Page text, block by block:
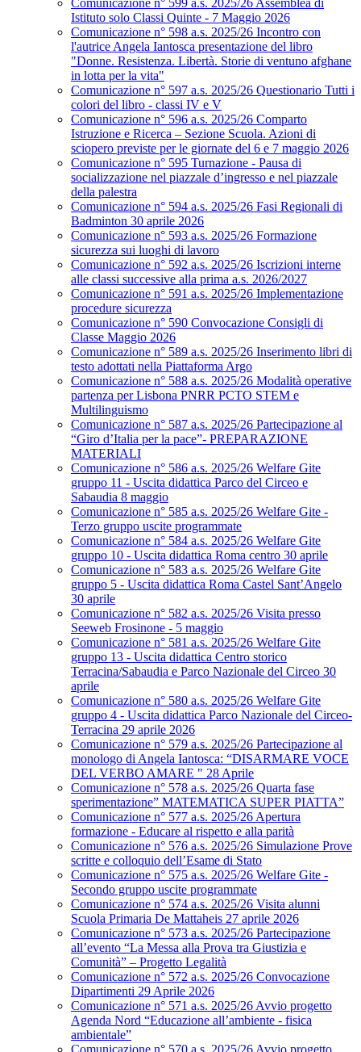
Comunicazione n° 599 a.s. 2025/26 Assemblea di
Istituto solo Classi Quinte - 7 Maggio 2026
Comunicazione n° 598 a.s. 2025/26 Incontro con
l'autrice Angela Iantosca presentazione del libro
"Donne. Resistenza. Libertà. Storie di ventuno afghane
in lotta per la vita"
Comunicazione n° 597 a.s. 2025/26 Questionario Tutti i
colori del libro - classi IV e V
Comunicazione n° 596 a.s. 2025/26 Comparto
Istruzione e Ricerca – Sezione Scuola. Azioni di
sciopero previste per le giornate del 6 e 7 maggio 2026
Comunicazione n° 595 Turnazione - Pausa di
socializzazione nel piazzale d’ingresso e nel piazzale
della palestra
Comunicazione n° 594 a.s. 2025/26 Fasi Regionali di
Badminton 30 aprile 2026
Comunicazione n° 593 a.s. 2025/26 Formazione
sicurezza sui luoghi di lavoro
Comunicazione n° 592 a.s. 2025/26 Iscrizioni interne
alle classi successive alla prima a.s. 2026/2027
Comunicazione n° 591 a.s. 2025/26 Implementazione
procedure sicurezza
Comunicazione n° 590 Convocazione Consigli di
Classe Maggio 2026
Comunicazione n° 589 a.s. 2025/26 Inserimento libri di
testo adottati nella Piattaforma Argo
Comunicazione n° 588 a.s. 2025/26 Modalità operative
partenza per Lisbona PNRR PCTO STEM e
Multilinguismo
Comunicazione n° 587 a.s. 2025/26 Partecipazione al
“Giro d’Italia per la pace”- PREPARAZIONE
MATERIALI
Comunicazione n° 586 a.s. 2025/26 Welfare Gite
gruppo 11 - Uscita didattica Parco del Circeo e
Sabaudia 8 maggio
Comunicazione n° 585 a.s. 2025/26 Welfare Gite -
Terzo gruppo uscite programmate
Comunicazione n° 584 a.s. 2025/26 Welfare Gite
gruppo 10 - Uscita didattica Roma centro 30 aprile
Comunicazione n° 583 a.s. 2025/26 Welfare Gite
gruppo 5 - Uscita didattica Roma Castel Sant’Angelo
30 aprile
Comunicazione n° 582 a.s. 2025/26 Visita presso
Seeweb Frosinone - 5 maggio
Comunicazione n° 581 a.s. 2025/26 Welfare Gite
gruppo 13 - Uscita didattica Centro storico
Terracina/Sabaudia e Parco Nazionale del Circeo 30
aprile
Comunicazione n° 580 a.s. 2025/26 Welfare Gite
gruppo 4 - Uscita didattica Parco Nazionale del Circeo-
Terracina 29 aprile 2026
Comunicazione n° 579 a.s. 2025/26 Partecipazione al
monologo di Angela Iantosca: “DISARMARE VOCE
DEL VERBO AMARE " 28 Aprile
Comunicazione n° 578 a.s. 2025/26 Quarta fase
sperimentazione” MATEMATICA SUPER PIATTA”
Comunicazione n° 577 a.s. 2025/26 Apertura
formazione - Educare al rispetto e alla parità
Comunicazione n° 576 a.s. 2025/26 Simulazione Prove
scritte e colloquio dell’Esame di Stato
Comunicazione n° 575 a.s. 2025/26 Welfare Gite -
Secondo gruppo uscite programmate
Comunicazione n° 574 a.s. 2025/26 Visita alunni
Scuola Primaria De Mattaheis 27 aprile 2026
Comunicazione n° 573 a.s. 2025/26 Partecipazione
all’evento “La Messa alla Prova tra Giustizia e
Comunità” – Progetto Legalità
Comunicazione n° 572 a.s. 2025/26 Convocazione
Dipartimenti 29 Aprile 2026
Comunicazione n° 571 a.s. 2025/26 Avvio progetto
Agenda Nord “Educazione all’ambiente - fisica
ambientale”